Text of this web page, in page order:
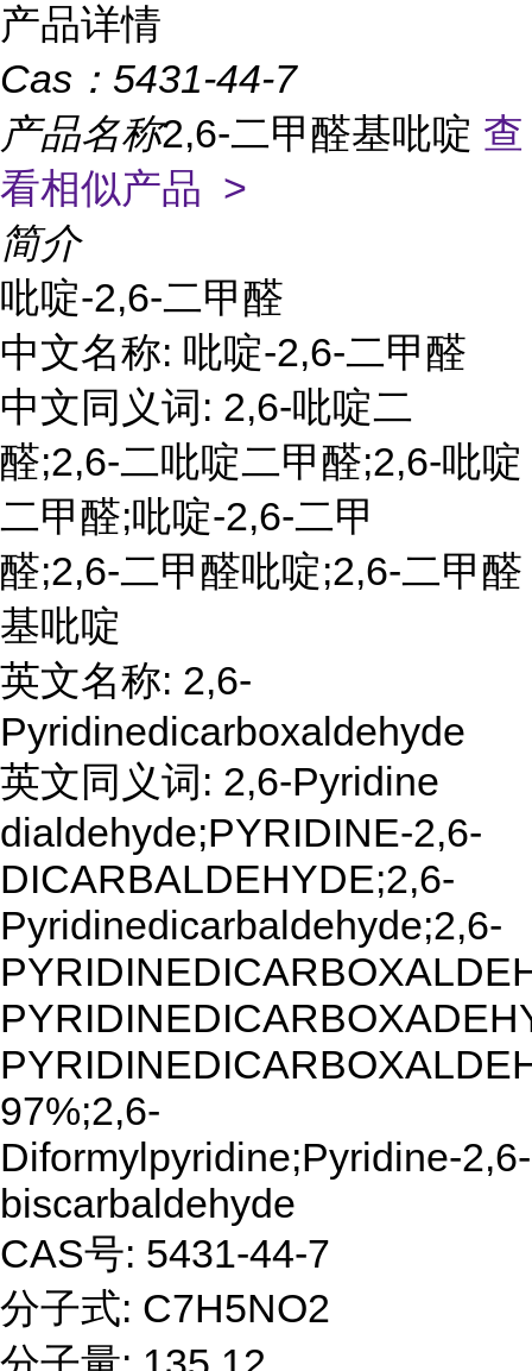
产品详情
Cas： 5431-44-7
产品名称2,6-二甲醛基吡啶 查
看相似产品 >
简介
吡啶-2,6-二甲醛
中文名称: 吡啶-2,6-二甲醛
中文同义词: 2,6-吡啶二
醛;2,6-二吡啶二甲醛;2,6-吡啶
二甲醛;吡啶-2,6-二甲
醛;2,6-二甲醛吡啶;2,6-二甲醛
基吡啶
英文名称: 2,6-
Pyridinedicarboxaldehyde
英文同义词: 2,6-Pyridine
dialdehyde;PYRIDINE-2,6-
DICARBALDEHYDE;2,6-
Pyridinedicarbaldehyde;2,6-
97%;2,6-
Diformylpyridine;Pyridine-2,6-
biscarbaldehyde
CAS号: 5431-44-7
分子式: C7H5NO2